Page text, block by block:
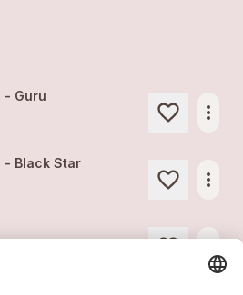
- Guru
more_horiz
- Black Star
more_horiz